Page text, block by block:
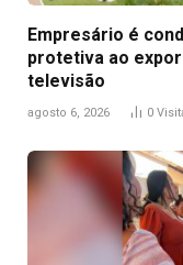
Empresário é
protetiva ao
televisão
agosto 6, 2026 0